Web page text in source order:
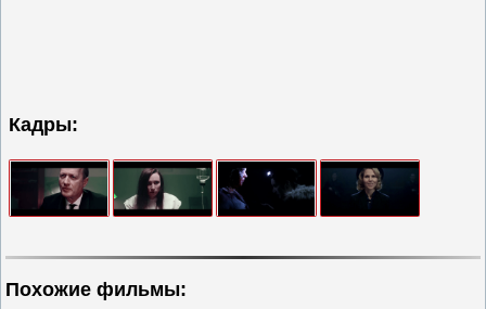
Кадры:
Похожие фильмы: